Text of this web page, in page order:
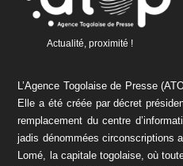
Actualité, proximité !
L’Agence Togolaise de Presse
Elle a été créée par décret
remplacement du centre
jadis dénommées circonscriptions
Lomé, la capitale togolaise, où